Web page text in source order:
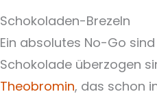
Schokoladen-Brezeln
Ein absolutes No-Go
Schokolade überzogen
Theobromin, das schon